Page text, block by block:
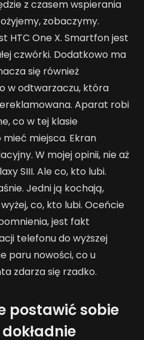
z czasem wspierania
zobaczymy.
HTC One X. Smartfon jest
czwórki. Dodatkowo ma
się również
w odtwarzaczu, która
Aparat robi
co w tej klasie
miejsca. Ekran
W mojej opinii, nie aż
SIII. Ale co, kto lubi.
Jedni ją kochają,
co, kto lubi. Oceńcie
jest fakt
telefonu do wyższej
paru nowości, co u
zdarza się rzadko.
postawić sobie
dokładnie